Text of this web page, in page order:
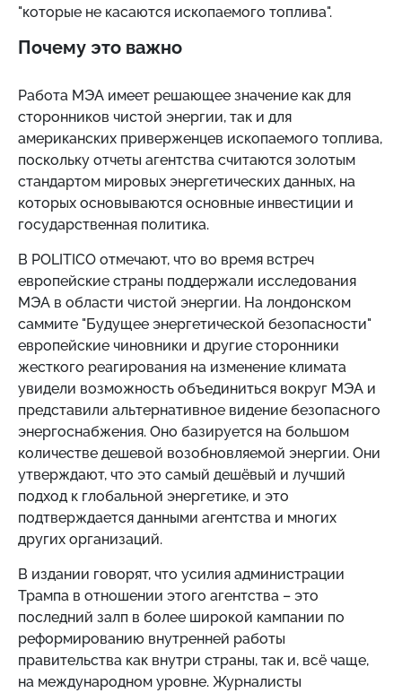
"которые не касаются ископаемого топлива".
Почему это важно
Работа МЭА имеет решающее значение как для
сторонников чистой энергии, так и для
американских приверженцев ископаемого топлива,
поскольку отчеты агентства считаются золотым
стандартом мировых энергетических данных, на
которых основываются основные инвестиции и
государственная политика.
В POLITICO отмечают, что во время встреч
европейские страны поддержали исследования
МЭА в области чистой энергии. На лондонском
саммите "Будущее энергетической безопасности"
европейские чиновники и другие сторонники
жесткого реагирования на изменение климата
увидели возможность объединиться вокруг МЭА и
представили альтернативное видение безопасного
энергоснабжения. Оно базируется на большом
количестве дешевой возобновляемой энергии. Они
утверждают, что это самый дешёвый и лучший
подход к глобальной энергетике, и это
подтверждается данными агентства и многих
других организаций.
В издании говорят, что усилия администрации
Трампа в отношении этого агентства – это
последний залп в более широкой кампании по
реформированию внутренней работы
правительства как внутри страны, так и, всё чаще,
на международном уровне. Журналисты